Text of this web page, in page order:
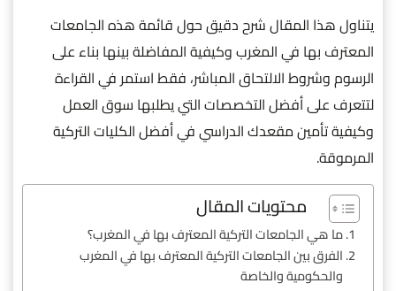
يتناول هذا المقال شرح دقيق حول قائمة هذه الجامعات
المعترف بها في المغرب وكيفية المفاضلة بينها بناء على
الرسوم وشروط الالتحاق المباشر، فقط استمر في القراءة
لتتعرف على أفضل التخصصات التي يطلبها سوق العمل
وكيفية تأمين مقعدك الدراسي في أفضل الكليات التركية
المرموقة.
محتويات المقال
ما هي الجامعات التركية المعترف بها في المغرب؟
الفرق بين الجامعات التركية المعترف بها في المغرب
والحكومية والخاصة